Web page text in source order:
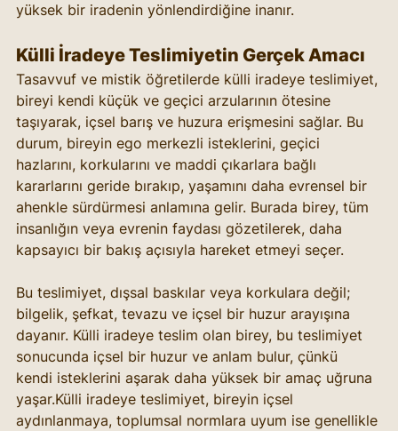
yüksek bir iradenin yönlendirdiğine inanır.
Külli İradeye Teslimiyetin Gerçek Amacı
Tasavvuf ve mistik öğretilerde külli iradeye teslimiyet,
bireyi kendi küçük ve geçici arzularının ötesine
taşıyarak, içsel barış ve huzura erişmesini sağlar. Bu
durum, bireyin ego merkezli isteklerini, geçici
hazlarını, korkularını ve maddi çıkarlara bağlı
kararlarını geride bırakıp, yaşamını daha evrensel bir
ahenkle sürdürmesi anlamına gelir. Burada birey, tüm
insanlığın veya evrenin faydası gözetilerek, daha
kapsayıcı bir bakış açısıyla hareket etmeyi seçer.
Bu teslimiyet, dışsal baskılar veya korkulara değil;
bilgelik, şefkat, tevazu ve içsel bir huzur arayışına
dayanır. Külli iradeye teslim olan birey, bu teslimiyet
sonucunda içsel bir huzur ve anlam bulur, çünkü
kendi isteklerini aşarak daha yüksek bir amaç uğruna
yaşar.Külli iradeye teslimiyet, bireyin içsel
aydınlanmaya, toplumsal normlara uyum ise genellikle